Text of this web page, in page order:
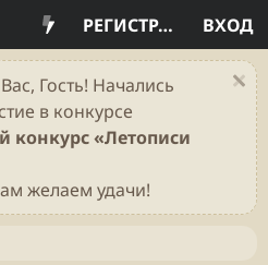
ВХОД
РЕГИСТРАЦИЯ
Гость! Начались
в конкурсе
конкурс «Летописи
желаем удачи!